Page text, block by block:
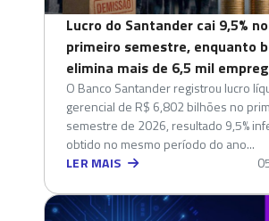
Lucro do Santander cai 9,5% no
primeiro semestre, enquanto
elimina mais de 6,5 mil
O Banco Santander registrou lucro
gerencial de R$ 6,802 bilhões no
semestre de 2026, resultado 9,5%
obtido no mesmo período do ano...
LER MAIS